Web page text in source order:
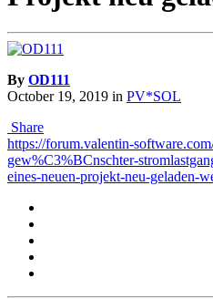
By OD111
October 19, 2019 in PV*SOL
Share
https://forum.valentin-
gew%C3%BCnschter-
eines-neuen-projekt-neu-geladen-